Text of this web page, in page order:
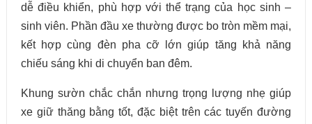
dễ điều khiển, phù hợp với thể trạng của học sinh –
sinh viên. Phần đầu xe thường được bo tròn mềm mại,
kết hợp cùng đèn pha cỡ lớn giúp tăng khả năng
chiếu sáng khi di chuyển ban đêm.
Khung sườn chắc chắn nhưng trọng lượng nhẹ giúp
xe giữ thăng bằng tốt, đặc biệt trên các tuyến đường